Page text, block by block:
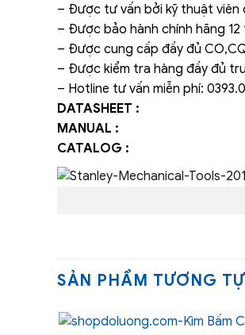
– Được tư vấn bởi kỹ thuật viên
– Được bảo hành chính hãng
– Được cung cấp đầy đủ
– Được kiểm tra hàng đầy đủ
– Hotline tư vấn miễn phí:
DATASHEET :
MANUAL :
CATALOG :
SẢN PHẨM TƯƠNG TỰ